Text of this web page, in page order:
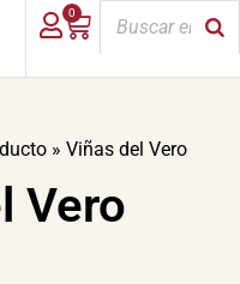
0
» Viñas del Vero
Vero